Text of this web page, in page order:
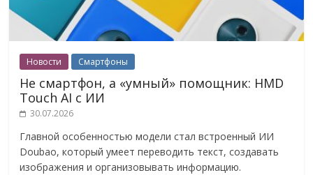
Новости Смартфоны
Не смартфон, а «умный» помощник: HMD
Touch AI с ИИ
30.07.2026
Главной особенностью модели стал встроенный ИИ
Doubao, который умеет переводить текст, создавать
изображения и организовывать информацию.